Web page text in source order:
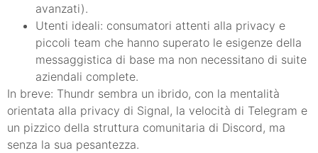
avanzati).
Utenti ideali: consumatori attenti alla privacy e
piccoli team che hanno superato le esigenze della
messaggistica di base ma non necessitano di suite
aziendali complete.
In breve: Thundr sembra un ibrido, con la mentalità
orientata alla privacy di Signal, la velocità di Telegram e
un pizzico della struttura comunitaria di Discord, ma
senza la sua pesantezza.